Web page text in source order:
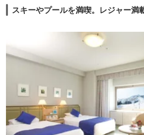
スキーやプールを満喫。レジャー満